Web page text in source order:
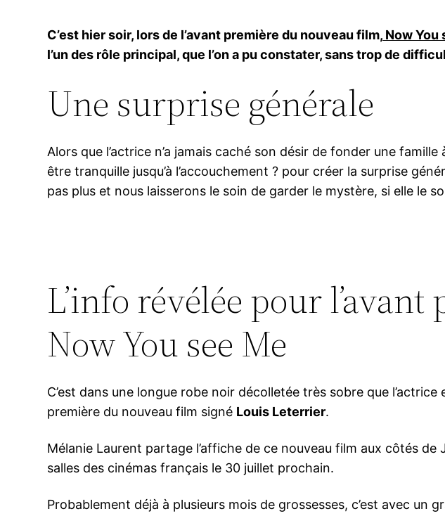
C’est hier soir, lors de l’avant première du nouveau film, Now You
l’un des rôle principal, que l’on a pu constater, sans trop de
Une surprise générale
Alors que l’actrice n’a jamais caché son désir de fonder une
être tranquille jusqu’à l’accouchement ? pour créer la surprise
pas plus et nous laisserons le soin de garder le mystère, si elle le
L’info révélée pour
Now You see Me
C’est dans une longue robe noir décolletée très sobre que
première du nouveau film signé Louis Leterrier.
Mélanie Laurent partage l’affiche de ce nouveau film aux côtés
salles des cinémas français le 30 juillet prochain.
Probablement déjà à plusieurs mois de grossesses, c’est avec un